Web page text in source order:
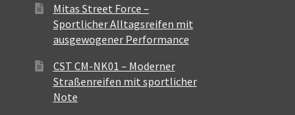
Mitas Street Force –
Sportlicher Alltagsreifen mit
ausgewogener Performance
CST CM-NK01 – Moderner
Straßenreifen mit sportlicher
Note